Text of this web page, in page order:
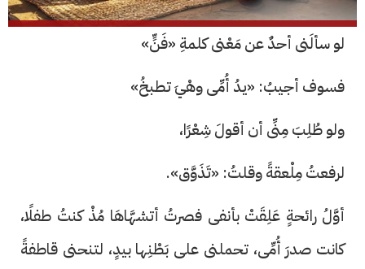
لو سألَنى أحدٌ عن مَعْنى كلمةِ «فَنٍّ»
فسوف أجيبُ: «يدُ أُمِّى وهْيَ تطبخُ»
ولو طُلِبَ مِنِّى أن أقولَ شِعْرًا،
لرفعتُ مِلْعقةً وقلتُ: «تَذَوَّق».
أوَّلُ رائحةٍ عَلِقَتْ بأنفى فصرتُ أتشهَّاهَا مُذْ كنتُ طفلًا،
كانت صدرَ أُمِّى، تحملنى على بَطْنِها بيدٍ، لتنحنى قاطفةً